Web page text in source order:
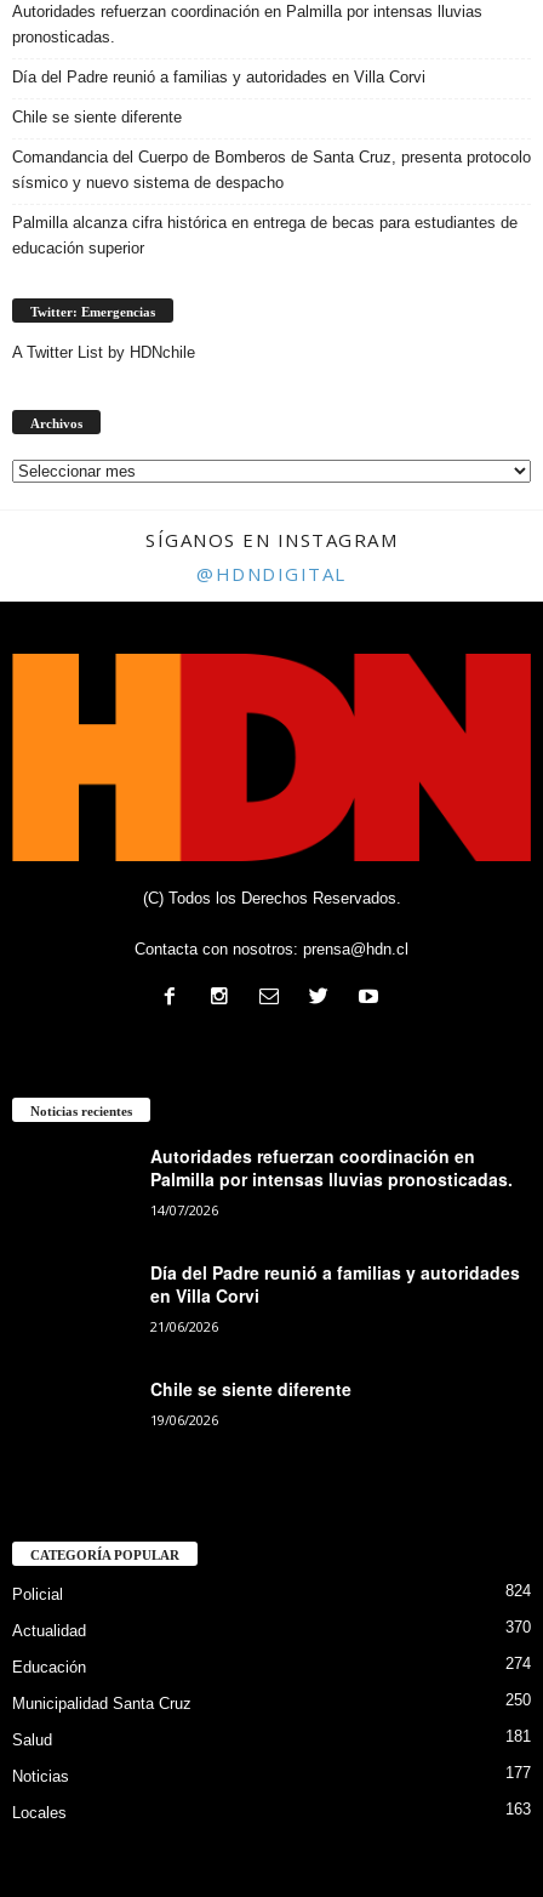
Autoridades refuerzan coordinación en Palmilla por intensas lluvias
pronosticadas.
Día del Padre reunió a familias y autoridades en Villa Corvi
Chile se siente diferente
Comandancia del Cuerpo de Bomberos de Santa Cruz, presenta protocolo
sísmico y nuevo sistema de despacho
Palmilla alcanza cifra histórica en entrega de becas para estudiantes de
educación superior
Twitter: Emergencias
A Twitter List by HDNchile
Archivos
SÍGANOS EN INSTAGRAM
@HDNDIGITAL
(C) Todos los Derechos Reservados.
Contacta con nosotros: prensa@hdn.cl
Noticias recientes
Autoridades refuerzan coordinación en
Palmilla por intensas lluvias pronosticadas.
14/07/2026
Día del Padre reunió a familias y autoridades
en Villa Corvi
21/06/2026
Chile se siente diferente
19/06/2026
CATEGORÍA POPULAR
Policial 824
Actualidad 370
Educación 274
Municipalidad Santa Cruz 250
Salud 181
Noticias 177
Locales 163